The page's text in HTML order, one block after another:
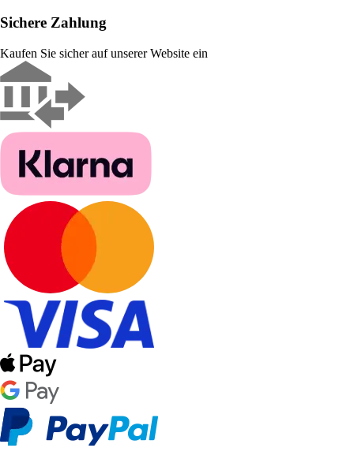
Sichere Zahlung
Kaufen Sie sicher auf unserer Website ein